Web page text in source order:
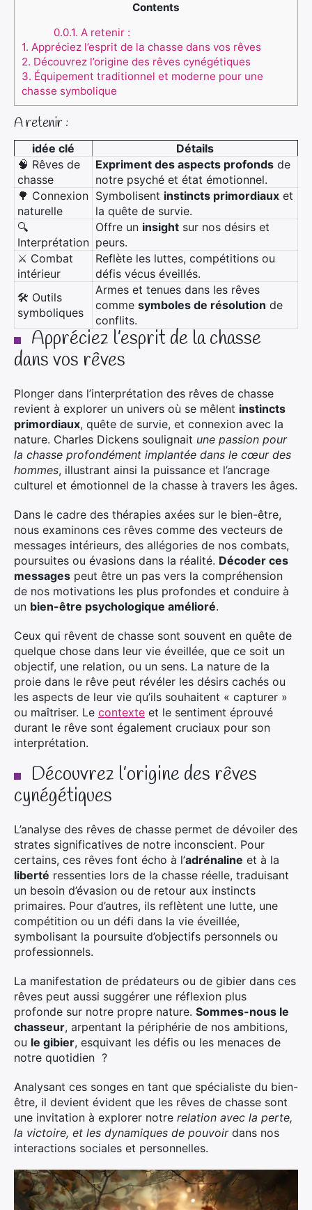
Contents
0.0.1. A retenir :
1. Appréciez l’esprit de la chasse dans vos rêves
2. Découvrez l’origine des rêves cynégétiques
3. Équipement traditionnel et moderne pour une
chasse symbolique
A retenir :
idée clé
Détails
🧠 Rêves de
chasse
Expriment des aspects profonds de
notre psyché et état émotionnel.
🌳 Connexion
naturelle
Symbolisent instincts primordiaux et
la quête de survie.
🔍
Interprétation
Offre un insight sur nos désirs et
peurs.
⚔️ Combat
intérieur
Reflète les luttes, compétitions ou
défis vécus éveillés.
🛠 Outils
symboliques
Armes et tenues dans les rêves
comme symboles de résolution de
conflits.
Appréciez l’esprit de la chasse
dans vos rêves
Plonger dans l’interprétation des rêves de chasse
revient à explorer un univers où se mêlent instincts
primordiaux, quête de survie, et connexion avec la
nature. Charles Dickens soulignait une passion pour
la chasse profondément implantée dans le cœur des
hommes, illustrant ainsi la puissance et l’ancrage
culturel et émotionnel de la chasse à travers les âges.
Dans le cadre des thérapies axées sur le bien-être,
nous examinons ces rêves comme des vecteurs de
messages intérieurs, des allégories de nos combats,
poursuites ou évasions dans la réalité. Décoder ces
messages peut être un pas vers la compréhension
de nos motivations les plus profondes et conduire à
un bien-être psychologique amélioré.
Ceux qui rêvent de chasse sont souvent en quête de
quelque chose dans leur vie éveillée, que ce soit un
objectif, une relation, ou un sens. La nature de la
proie dans le rêve peut révéler les désirs cachés ou
les aspects de leur vie qu’ils souhaitent « capturer »
ou maîtriser. Le contexte et le sentiment éprouvé
durant le rêve sont également cruciaux pour son
interprétation.
Découvrez l’origine des rêves
cynégétiques
L’analyse des rêves de chasse permet de dévoiler des
strates significatives de notre inconscient. Pour
certains, ces rêves font écho à l’adrénaline et à la
liberté ressenties lors de la chasse réelle, traduisant
un besoin d’évasion ou de retour aux instincts
primaires. Pour d’autres, ils reflètent une lutte, une
compétition ou un défi dans la vie éveillée,
symbolisant la poursuite d’objectifs personnels ou
professionnels.
La manifestation de prédateurs ou de gibier dans ces
rêves peut aussi suggérer une réflexion plus
profonde sur notre propre nature. Sommes-nous le
chasseur, arpentant la périphérie de nos ambitions,
ou le gibier, esquivant les défis ou les menaces de
notre quotidien ?
Analysant ces songes en tant que spécialiste du bien-
être, il devient évident que les rêves de chasse sont
une invitation à explorer notre relation avec la perte,
la victoire, et les dynamiques de pouvoirdans nos
interactions sociales et personnelles.